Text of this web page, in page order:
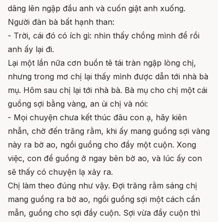
dâng lên ngập đầu anh và cuốn giật anh xuống.
Người đàn bà bất hạnh than:
- Trời, cái đó có ích gì: nhìn thấy chồng mình để rồi
anh ấy lại đi.
Lại một lần nữa cơn buồn tê tái tràn ngập lòng chị,
nhưng trong mơ chị lại thấy mình được dẫn tới nhà bà
mụ. Hôm sau chị lại tới nhà bà. Bà mụ cho chị một cái
guồng sợi bằng vàng, an ủi chị và nói:
- Mọi chuyện chưa kết thúc đâu con ạ, hãy kiên
nhẫn, chờ đến trăng rằm, khi ấy mang guồng sợi vàng
này ra bờ ao, ngồi guồng cho đầy một cuộn. Xong
việc, con để guồng ở ngay bên bờ ao, và lúc ấy con
sẽ thấy có chuyện lạ xảy ra.
Chị làm theo đúng như vậy. Đợi trăng rằm sáng chị
mang guồng ra bờ ao, ngồi guồng sợi một cách cần
mẫn, guồng cho sợi đầy cuộn. Sợi vừa đầy cuộn thì